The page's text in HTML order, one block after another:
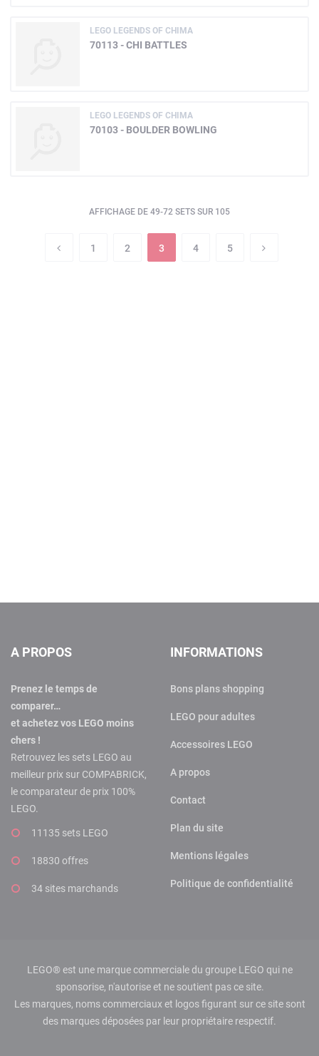
LEGO LEGENDS OF CHIMA
70113 - CHI BATTLES
LEGO LEGENDS OF CHIMA
70103 - BOULDER BOWLING
AFFICHAGE DE 49-72 SETS SUR 105
1 2 3 4 5
A PROPOS
Prenez le temps de
comparer…
et achetez vos LEGO moins
chers !
Retrouvez les sets LEGO au
meilleur prix sur COMPABRICK,
le comparateur de prix 100%
LEGO.
11135 sets LEGO
18830 offres
34 sites marchands
INFORMATIONS
Bons plans shopping
LEGO pour adultes
Accessoires LEGO
A propos
Contact
Plan du site
Mentions légales
Politique de confidentialité
LEGO® est une marque commerciale du groupe LEGO qui ne
sponsorise, n'autorise et ne soutient pas ce site.
Les marques, noms commerciaux et logos figurant sur ce site sont
des marques déposées par leur propriétaire respectif.